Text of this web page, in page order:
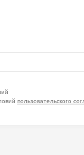
пользовательского